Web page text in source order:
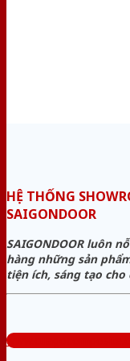
HỆ THỐNG
SAIGONDOOR
SAIGONDOOR luôn
hàng những sản
tiện ích, sáng tạo